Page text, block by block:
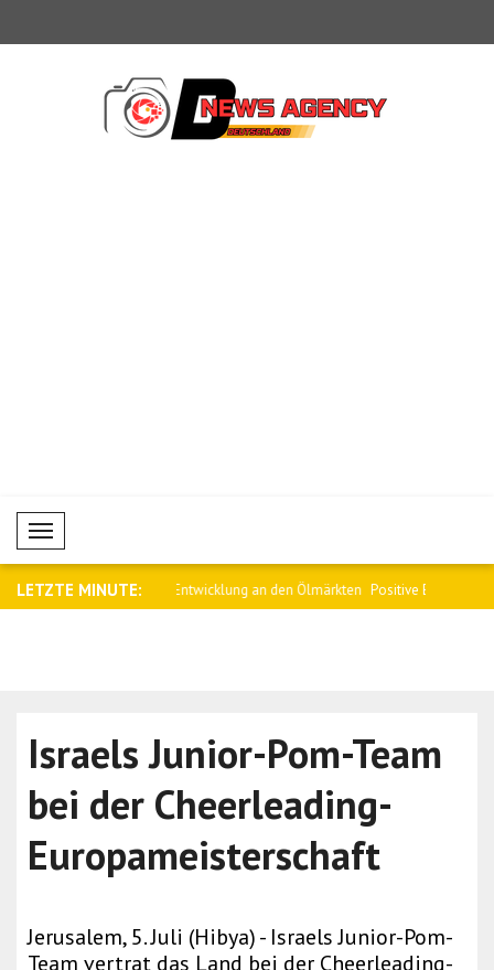
Mobil Menü
LETZTE MINUTE:
an den Ölmärkten Positive Entwicklung an den
Israels Junior-Pom-Team
bei der Cheerleading-
Europameisterschaft
Jerusalem, 5. Juli (Hibya) - Israels Junior-Pom-
Team vertrat das Land bei der Cheerleading-